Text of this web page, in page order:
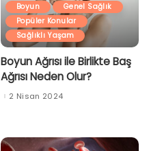
Boyun
Genel Sağlık
Popüler Konular
Sağlıklı Yaşam
Boyun Ağrısı ile Birlikte Baş
Ağrısı Neden Olur?
2 Nisan 2024